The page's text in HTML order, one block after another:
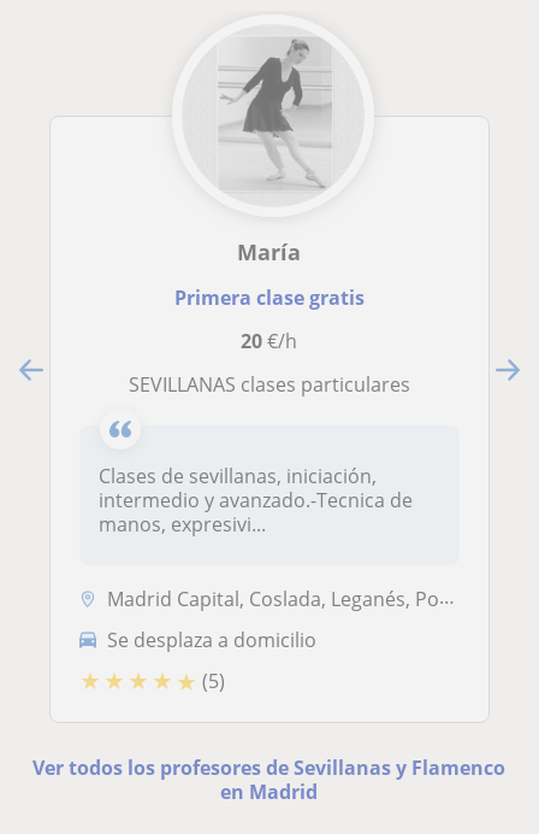
María
Primera clase gratis
20€/h
SEVILLANAS clases particulares
Clases de sevillanas, iniciación,
intermedio y avanzado.-Tecnica de
manos, expresivi...
Madrid Capital, Coslada, Leganés, Pozuelo de Alarcón
Se desplaza a domicilio
★ ★ ★ ★ ★ (5)
Ver todos los profesores de Sevillanas y Flamenco
en Madrid